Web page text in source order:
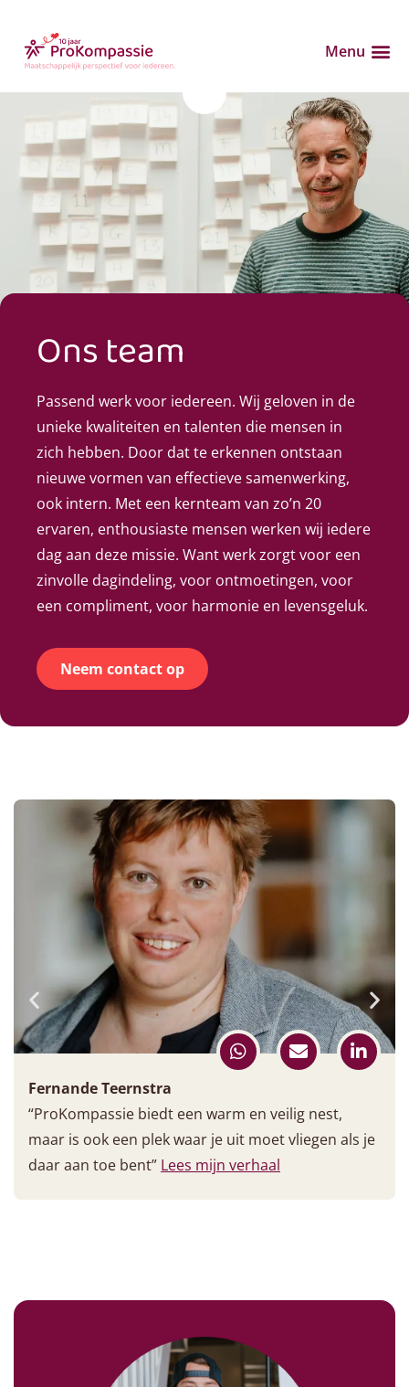
Menu
Ons team
Passend werk voor iedereen. Wij geloven in de
unieke kwaliteiten en talenten die mensen in
zich hebben. Door dat te erkennen ontstaan
nieuwe vormen van effectieve samenwerking,
ook intern. Met een kernteam van zo’n 20
ervaren, enthousiaste mensen werken wij iedere
dag aan deze missie. Want werk zorgt voor een
zinvolle dagindeling, voor ontmoetingen, voor
een compliment, voor harmonie en levensgeluk.
Neem contact op
Fernande Teernstra
“ProKompassie biedt een warm en veilig nest,
maar is ook een plek waar je uit moet vliegen als je
daar aan toe bent” Lees mijn verhaal